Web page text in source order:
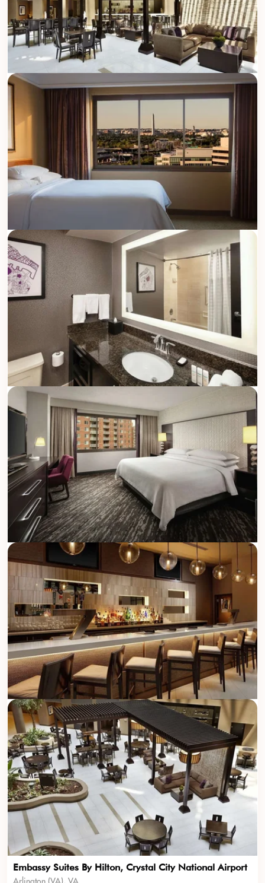
Embassy Suites By Hilton, Crystal City National Airport